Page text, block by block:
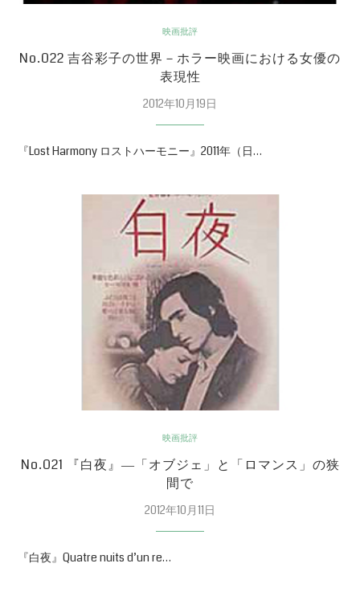
映画批評
No.022 吉谷彩子の世界－ホラー映画における女優の
表現性
2012年10月19日
『Lost Harmony ロストハーモニー』2011年（日…
映画批評
No.021 『白夜』―「オブジェ」と「ロマンス」の狭
間で
2012年10月11日
『白夜』Quatre nuits d’un re…